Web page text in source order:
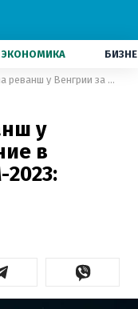
ЭКОНОМИКА
Украина взяла реванш у Венгрии за поражение в первом матче за ЧМ-2023: видеообзор матча
у
в